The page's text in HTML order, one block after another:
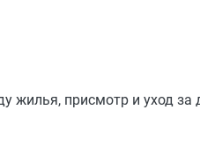
жилья, присмотр и уход за